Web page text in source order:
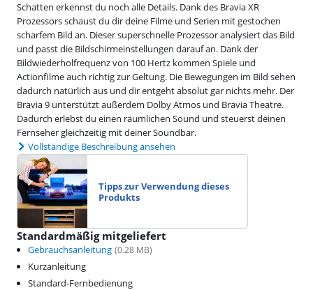
Schatten erkennst du noch alle Details. Dank des Bravia XR
Prozessors schaust du dir deine Filme und Serien mit gestochen
scharfem Bild an. Dieser superschnelle Prozessor analysiert das Bild
und passt die Bildschirmeinstellungen darauf an. Dank der
Bildwiederholfrequenz von 100 Hertz kommen Spiele und
Actionfilme auch richtig zur Geltung. Die Bewegungen im Bild sehen
dadurch natürlich aus und dir entgeht absolut gar nichts mehr. Der
Bravia 9 unterstützt außerdem Dolby Atmos und Bravia Theatre.
Dadurch erlebst du einen räumlichen Sound und steuerst deinen
Fernseher gleichzeitig mit deiner Soundbar.
Vollständige Beschreibung ansehen
Tipps zur Verwendung dieses
Produkts
Standardmäßig mitgeliefert
Gebrauchsanleitung (0.28 MB)
Kurzanleitung
Standard-Fernbedienung